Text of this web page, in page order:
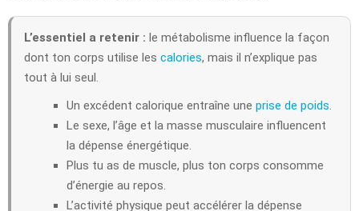
L’essentiel a retenir : le métabolisme influence la façon
dont ton corps utilise les calories, mais il n’explique pas
tout à lui seul.
Un excédent calorique entraîne une prise de poids
Le sexe, l’âge et la masse musculaire influencent
la dépense énergétique.
Plus tu as de muscle, plus ton corps consomme
d’énergie au repos.
L’activité physique peut accélérer la dépense